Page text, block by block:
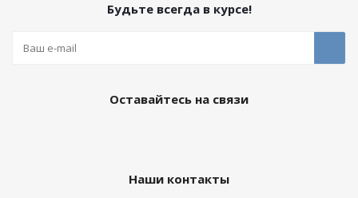
Будьте всегда в курсе!
Оставайтесь на связи
Наши контакты